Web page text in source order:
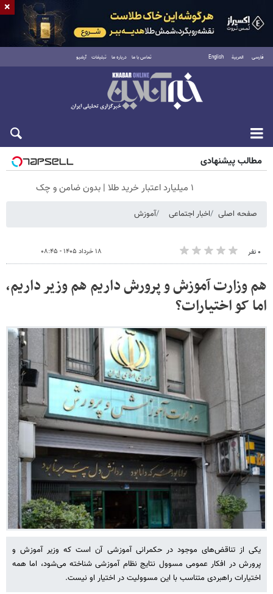
فارسی العربية English تماس با ما درباره ما تبلیغات آرشیو
شنبه ۱۷ مرداد ۱۴۰۵
مطالب پیشنهادی
۱ میلیارد اعتبار خرید طلا | بدون ضامن و چک
صفحه اصلی اخبار اجتماعی آموزش
۰ نفر ۱۸ خرداد ۱۴۰۵ - ۰۸:۴۵
هم وزارت آموزش و پرورش داریم هم وزیر داریم،
اما کو اختیارات؟
یکی از تناقض‌های موجود در حکمرانی آموزشی آن است که وزیر آموزش و
پرورش در افکار عمومی مسوول نتایج نظام آموزشی شناخته می‌شود، اما همه
اختیارات راهبردی متناسب با این مسوولیت در اختیار او نیست.
×